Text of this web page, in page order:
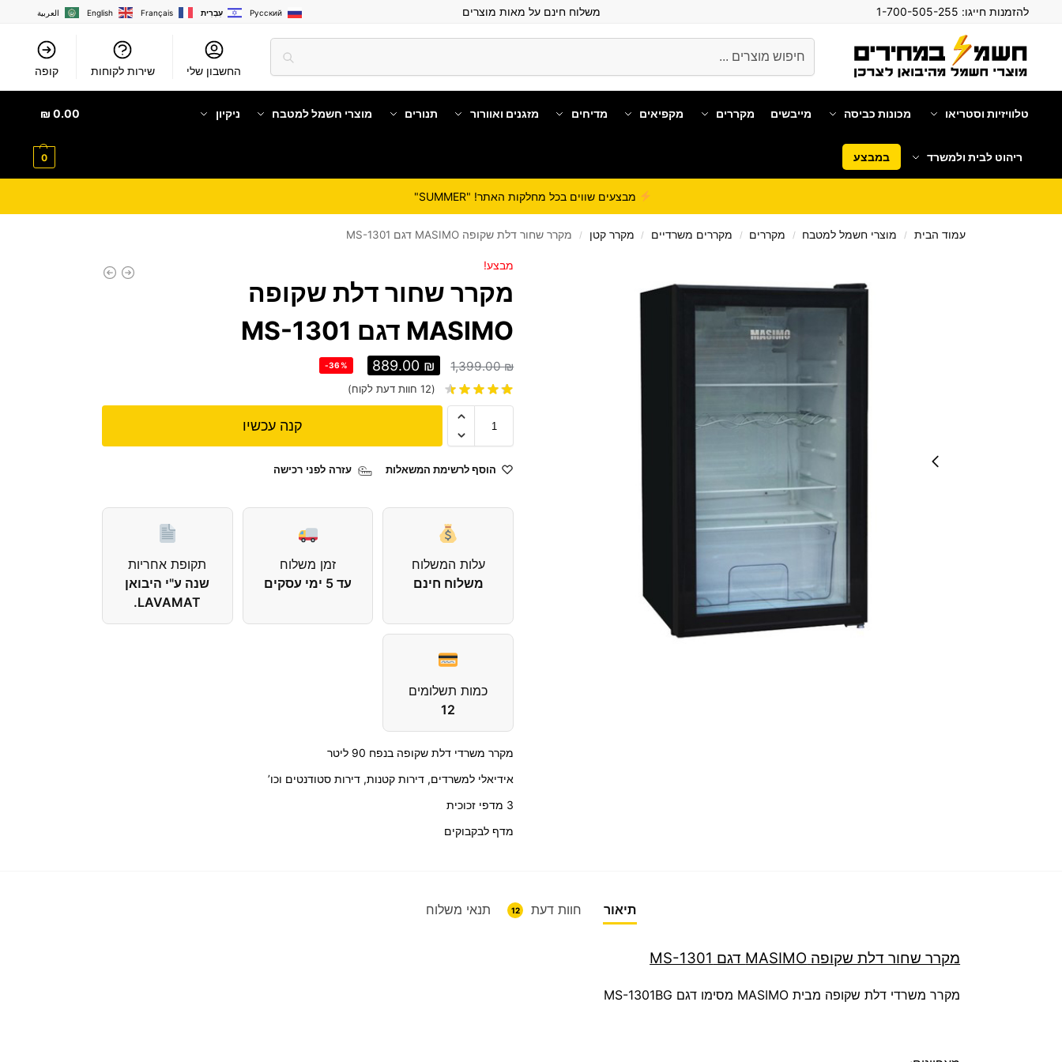
להזמנות חייגו: משלוח חינם על מאות מוצרים العربية English Français עִבְרִית Русский
החשבון שלי שירות לקוחות קופה
טלוויזיות וסטריאו מכונות כביסה מייבשים מקררים מקפיאים מדיחים מזגנים ואוורור תנורים מוצרי חשמל למטבח ניקיון
ריהוט לבית ולמשרד במבצע
0.00
₪
0
מבצעים שווים בכל מחלקות האתר! "SUMMER"
עמוד הבית / מוצרי חשמל למטבח / מקררים / מקררים משרדיים / מקרר קטן / מקרר שחור דלת שקופה MASIMO דגם MS-1301
מבצע!
מקרר שחור דלת שקופה
MASIMO דגם MS-1301
1,399.00₪
889.00 ₪
-36%
(
12 חוות דעת לקוח)
קנה עכשיו
הוסף לרשימת המשאלות עזרה לפני רכישה
עלות המשלוח
משלוח חינם
זמן משלוח
עד 5 ימי עסקים
תקופת אחריות
שנה ע"י היבואן
LAVAMAT.
כמות תשלומים
12
מקרר משרדי דלת שקופה בנפח ‏90 ‏ליטר
אידיאלי למשרדים, דירות קטנות, דירות סטודנטים וכו’
3 מדפי זכוכית
מדף לבקבוקים
תיאור חוות דעת 12 תנאי משלוח
מקרר שחור דלת שקופה MASIMO דגם MS-1301
מקרר משרדי דלת שקופה מבית MASIMO מסימו דגם MS-1301BG